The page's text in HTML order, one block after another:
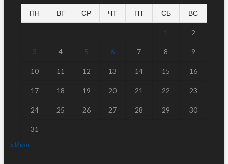
ПН ВТ СР ЧТ ПТ СБ ВС
1 2
3 4 5 6 7 8 9
10 11 12 13 14 15 16
17 18 19 20 21 22 23
24 25 26 27 28 29 30
31
« Июл